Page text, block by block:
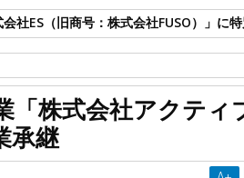
社ES（旧商号：株式会社FUSO）」に
定 福祉サービス事業者
福祉機器・介
クティブ・ケア」に特別清算開始決定
「株式会社アクティ
承継